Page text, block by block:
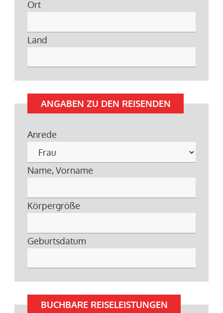
Ort
Land
ANGABEN ZU DEN REISENDEN
Anrede
Name, Vorname
Körpergröße
Geburtsdatum
BUCHBARE REISELEISTUNGEN